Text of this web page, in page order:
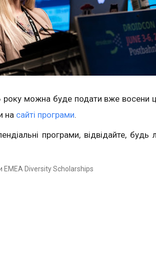
року можна буде подати вже восени
на сайті програми.
програми, відвідайте, будь
Diversity Scholarships